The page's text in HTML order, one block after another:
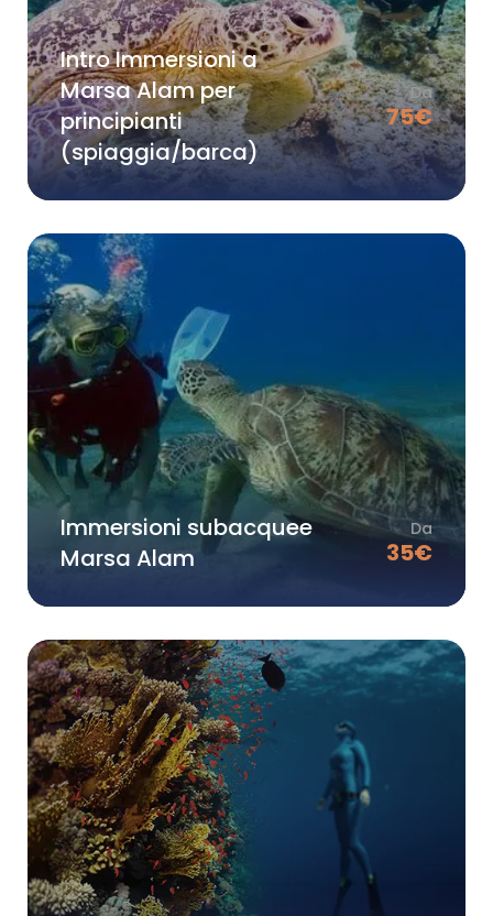
Intro Immersioni a
Marsa Alam per
principianti
(spiaggia/barca)
Da
75€
Immersioni subacquee
Marsa Alam
Da
35€